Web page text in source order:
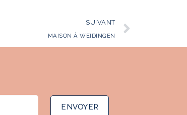
SUIVANT
MAISON À WEIDINGEN
ENVOYER